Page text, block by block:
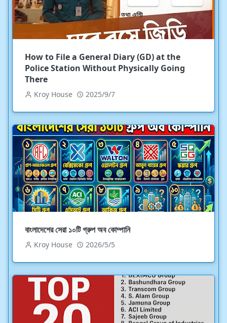
How to File a General Diary (GD) at the
Police Station Without Physically Going
There
Kroy House 2025/9/7
বাংলাদেশের সেরা ১০টি গ্রুপ অব কোম্পানি
Kroy House 2026/5/5